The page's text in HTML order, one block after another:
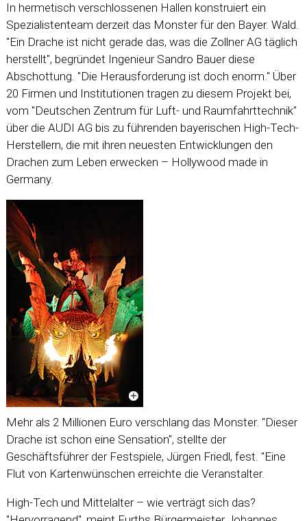
In hermetisch verschlossenen Hallen konstruiert ein
Spezialistenteam derzeit das Monster für den Bayer. Wald.
"Ein Drache ist nicht gerade das, was die Zollner AG täglich
herstellt", begründet Ingenieur Sandro Bauer diese
Abschottung. "Die Herausforderung ist doch enorm." Über
20 Firmen und Institutionen tragen zu diesem Projekt bei,
vom "Deutschen Zentrum für Luft- und Raumfahrttechnik"
über die AUDI AG bis zu führenden bayerischen High-Tech-
Herstellern, die mit ihren neuesten Entwicklungen den
Drachen zum Leben erwecken – Hollywood made in
Germany.
Mehr als 2 Millionen Euro verschlang das Monster. "Dieser
Drache ist schon eine Sensation", stellte der
Geschäftsführer der Festspiele, Jürgen Friedl, fest. "Eine
Flut von Kartenwünschen erreichte die Veranstalter.
High-Tech und Mittelalter – wie verträgt sich das?